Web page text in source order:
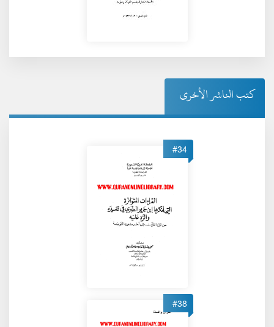
كتب الناشر الأخرى
#34
#38